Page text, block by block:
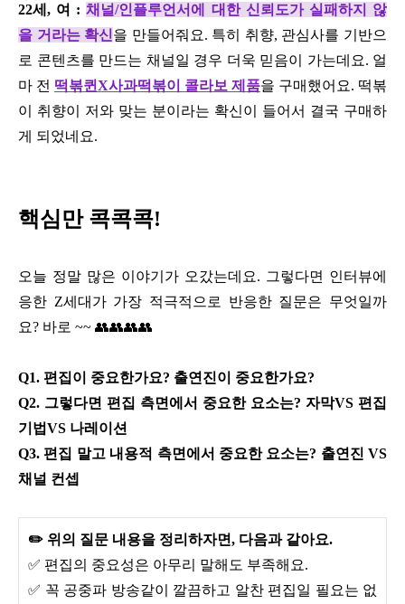
22세, 여 :채널/인플루언서에 대한 신뢰도가 실패하지 않
을 거라는 확신을 만들어줘요. 특히 취향, 관심사를 기반으
로 콘텐츠를 만드는 채널일 경우 더욱 믿음이 가는데요. 얼
마 전 떡볶퀸X사과떡볶이 콜라보 제품을 구매했어요. 떡볶
이 취향이 저와 맞는 분이라는 확신이 들어서 결국 구매하
게 되었네요.
핵심만 콕콕콕!
오늘 정말 많은 이야기가 오갔는데요. 그렇다면 인터뷰에
응한 Z세대가 가장 적극적으로 반응한 질문은 무엇일까
요? 바로 ~~ 👥👥👥👥
Q1. 편집이 중요한가요? 출연진이 중요한가요?
Q2. 그렇다면 편집 측면에서 중요한 요소는? 자막VS 편집
기법VS 나레이션
Q3. 편집 말고 내용적 측면에서 중요한 요소는? 출연진 VS
채널 컨셉
✏️ 위의 질문 내용을 정리하자면, 다음과 같아요.
✅ 편집의 중요성은 아무리 말해도 부족해요.
✅ 꼭 공중파 방송같이 깔끔하고 알찬 편집일 필요는 없